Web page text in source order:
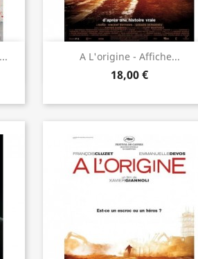
A L'origine - Affiche...
18,00 €
Aperçu rapide